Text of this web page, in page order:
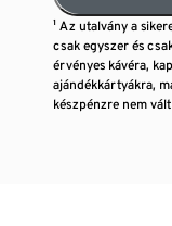
¹ Az utalvány a
csak egyszer és
érvényes kávéra,
ajándékkártyákra,
készpénzre nem